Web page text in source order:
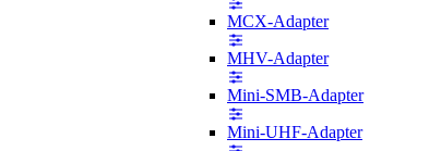
MCX-Adapter
MHV-Adapter
Mini-SMB-Adapter
Mini-UHF-Adapter